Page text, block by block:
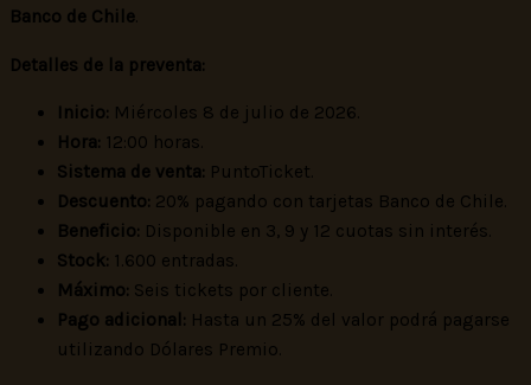
Banco de Chile.
Detalles de la preventa:
Inicio: Miércoles 8 de julio de 2026.
Hora: 12:00 horas.
Sistema de venta: PuntoTicket.
Descuento: 20% pagando con tarjetas Banco de Chile.
Beneficio: Disponible en 3, 9 y 12 cuotas sin interés.
Stock: 1.600 entradas.
Máximo: Seis tickets por cliente.
Pago adicional: Hasta un 25% del valor podrá pagarse
utilizando Dólares Premio.